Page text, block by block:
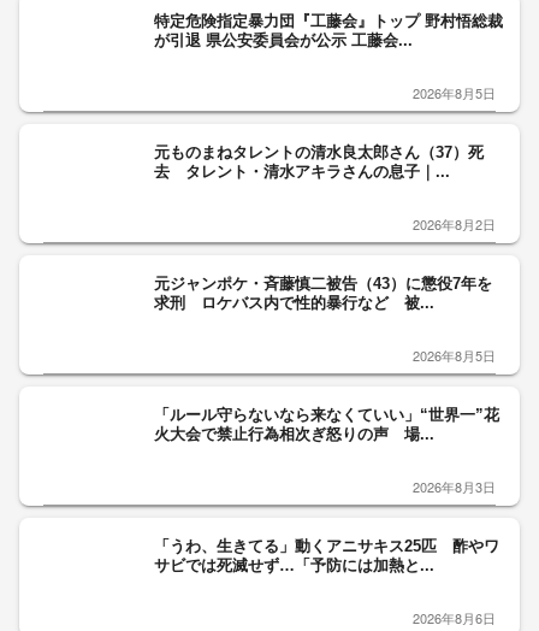
特定危険指定暴力団『工藤会』トップ 野村悟総裁
が引退 県公安委員会が公示 工藤会...
2026年8月5日
元ものまねタレントの清水良太郎さん（37）死
去 タレント・清水アキラさんの息子｜...
2026年8月2日
元ジャンポケ・斉藤慎二被告（43）に懲役7年を
求刑 ロケバス内で性的暴行など 被...
2026年8月5日
「ルール守らないなら来なくていい」“世界一”花
火大会で禁止行為相次ぎ怒りの声 場...
2026年8月3日
「うわ、生きてる」動くアニサキス25匹 酢やワ
サビでは死滅せず…「予防には加熱と...
2026年8月6日